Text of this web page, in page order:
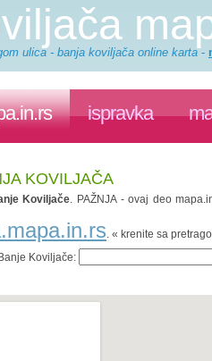
ulica - banja koviljača online karta-
ispravka
KOVILJAČA
Koviljače. PAŽNJA - ovaj deo
. « krenite sa
Koviljače: